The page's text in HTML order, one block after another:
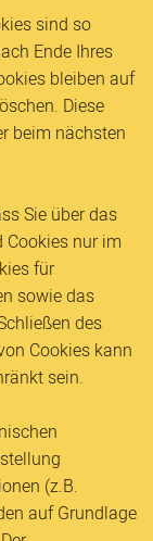
sind so
Ende Ihres
bleiben auf
Diese
beim nächsten
Sie über das
Cookies nur im
für
sowie das
des
Cookies kann
sein.
(z.B.
auf Grundlage